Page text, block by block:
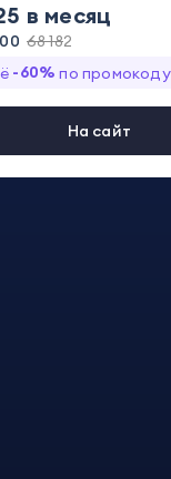
съёмок
в месяц
68 182
-60% по промокоду
На сайт